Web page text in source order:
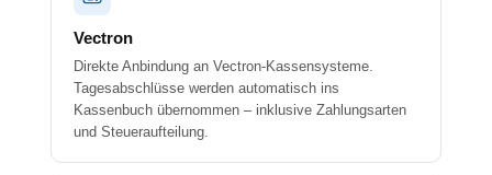
Vectron
Direkte Anbindung an Vectron-Kassensysteme.
Tagesabschlüsse werden automatisch ins
Kassenbuch übernommen – inklusive Zahlungsarten
und Steueraufteilung.